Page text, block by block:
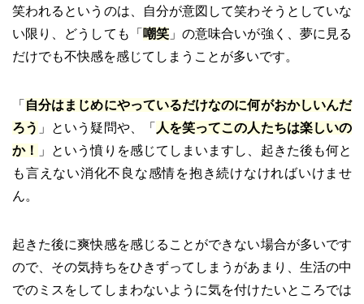
笑われるというのは、自分が意図して笑わそうとしていな
い限り、どうしても「 嘲笑」の意味合いが強く、夢に見る
だけでも不快感を感じてしまうことが多いです。
「 自分はまじめにやっているだけなのに何がおかしいんだ
ろう 」という疑問や、「 人を笑ってこの人たちは楽しいの
か！
」という憤りを感じてしまいますし、起きた後も何と
も言えない消化不良な感情を抱き続けなければいけませ
ん。
起きた後に爽快感を感じることができない場合が多いです
ので、その気持ちをひきずってしまうがあまり、生活の中
でのミスをしてしまわないように気を付けたいところでは